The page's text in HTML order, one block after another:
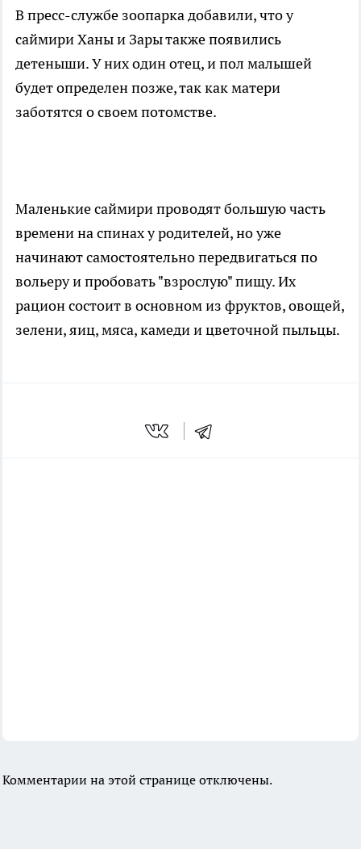
В пресс-службе зоопарка добавили, что у
саймири Ханы и Зары также появились
детеныши. У них один отец, и пол малышей
будет определен позже, так как матери
заботятся о своем потомстве.
Маленькие саймири проводят большую часть
времени на спинах у родителей, но уже
начинают самостоятельно передвигаться по
вольеру и пробовать "взрослую" пищу. Их
рацион состоит в основном из фруктов, овощей,
зелени, яиц, мяса, камеди и цветочной пыльцы.
Комментарии на этой странице отключены.